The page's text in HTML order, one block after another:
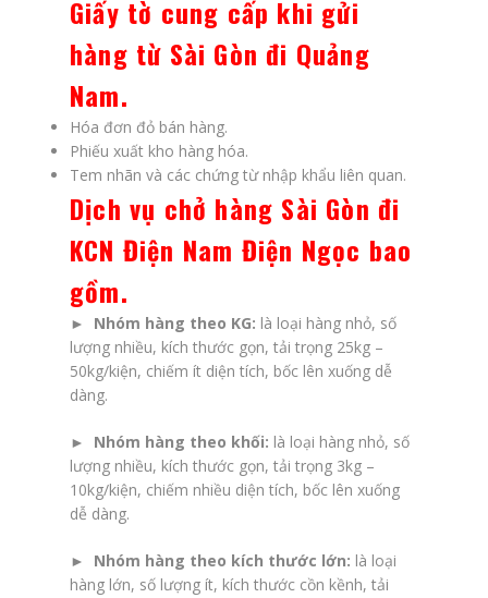
Giấy tờ cung cấp khi gửi
hàng từ Sài Gòn đi Quảng
Nam.
Hóa đơn đỏ bán hàng.
Phiếu xuất kho hàng hóa.
Tem nhãn và các chứng từ nhập khẩu liên quan.
Dịch vụ chở hàng Sài Gòn đi
KCN Điện Nam Điện Ngọc bao
gồm.
► Nhóm hàng theo KG: là loại hàng nhỏ, số
lượng nhiều, kích thước gọn, tải trọng 25kg –
50kg/kiện, chiếm ít diện tích, bốc lên xuống dễ
dàng.
► Nhóm hàng theo khối: là loại hàng nhỏ, số
lượng nhiều, kích thước gọn, tải trọng 3kg –
10kg/kiện, chiếm nhiều diện tích, bốc lên xuống
dễ dàng.
► Nhóm hàng theo kích thước lớn: là loại
hàng lớn, số lượng ít, kích thước cồn kềnh, tải